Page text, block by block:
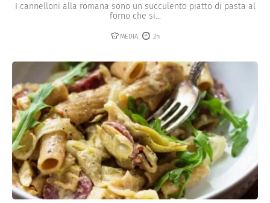
I cannelloni alla romana sono un succulento piatto di pasta al
forno che si...
MEDIA 2h